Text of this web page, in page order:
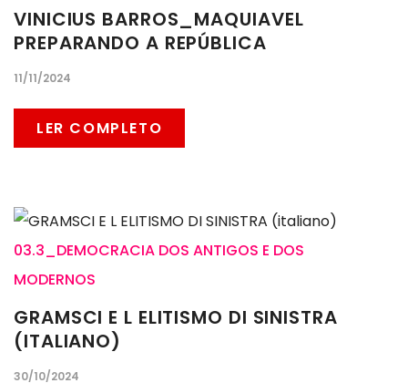
VINICIUS BARROS_MAQUIAVEL
PREPARANDO A REPÚBLICA
11/11/2024
LER COMPLETO
03.3_DEMOCRACIA DOS ANTIGOS E DOS
MODERNOS
GRAMSCI E L ELITISMO DI SINISTRA
(ITALIANO)
30/10/2024